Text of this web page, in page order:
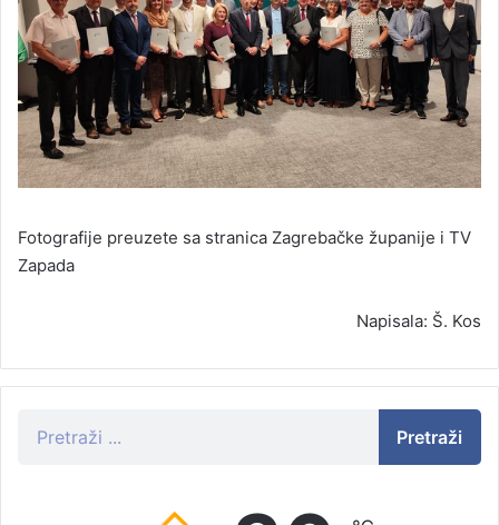
Fotografije preuzete sa stranica Zagrebačke županije i TV
Zapada
Napisala: Š. Kos
Pretraži